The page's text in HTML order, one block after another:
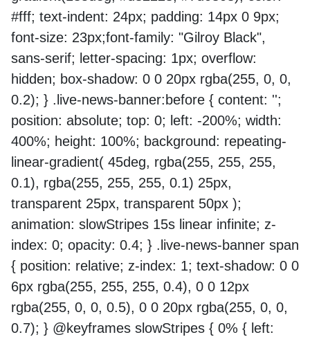
#fff; text-indent: 24px; padding: 14px 0 9px;
font-size: 23px;font-family: "Gilroy Black",
sans-serif; letter-spacing: 1px; overflow:
hidden; box-shadow: 0 0 20px rgba(255, 0, 0,
0.2); } .live-news-banner:before { content: '';
position: absolute; top: 0; left: -200%; width:
400%; height: 100%; background: repeating-
linear-gradient( 45deg, rgba(255, 255, 255,
0.1), rgba(255, 255, 255, 0.1) 25px,
transparent 25px, transparent 50px );
animation: slowStripes 15s linear infinite; z-
index: 0; opacity: 0.4; } .live-news-banner span
{ position: relative; z-index: 1; text-shadow: 0 0
6px rgba(255, 255, 255, 0.4), 0 0 12px
rgba(255, 0, 0, 0.5), 0 0 20px rgba(255, 0, 0,
0.7); } @keyframes slowStripes { 0% { left: